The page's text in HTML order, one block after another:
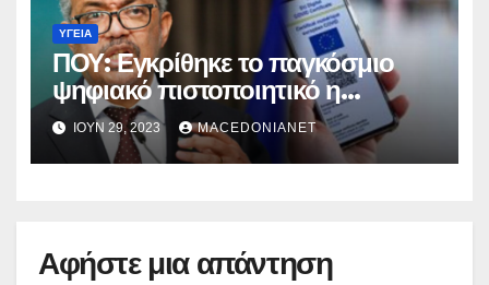
ΥΓΕΊΑ
ΠΟΥ: Εγκρίθηκε το παγκόσμιο
ψηφιακό πιστοποιητικό η
«Συνθήκη Πανδημίας»
ΙΟΎΝ 29, 2023 MACEDONIANET
Αφήστε μια απάντηση